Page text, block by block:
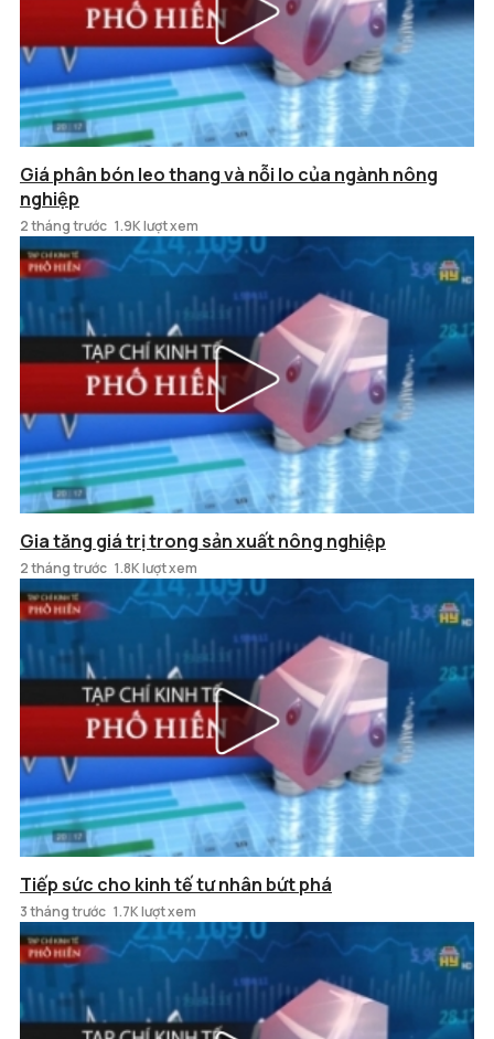
Giá phân bón leo thang và nỗi lo của ngành nông
nghiệp
2 tháng trước 1.9K lượt xem
Gia tăng giá trị trong sản xuất nông nghiệp
2 tháng trước 1.8K lượt xem
Tiếp sức cho kinh tế tư nhân bứt phá
3 tháng trước 1.7K lượt xem